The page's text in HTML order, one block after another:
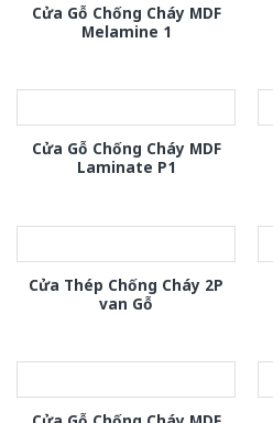
Cửa Gỗ Chống Cháy MDF
Melamine 1
Cửa Gỗ Chống Cháy MDF
Laminate P1
Cửa Thép Chống Cháy 2P
van Gỗ